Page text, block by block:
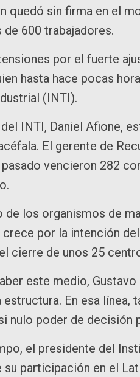
quedó sin firma en el
600 trabajadores.
por el fuerte
hasta hace pocas
(INTI).
INTI, Daniel Afione,
El gerente de
vencieron 282
de los organismos de
por la intención
cierre de unos 25
este medio,
estructura. En esa
nulo poder de decisión
el presidente del
su participación en el